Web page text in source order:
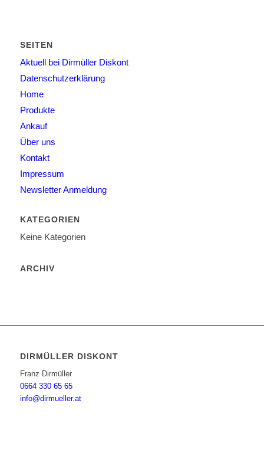
SEITEN
Aktuell bei Dirmüller Diskont
Datenschutzerklärung
Home
Produkte
Ankauf
Über uns
Kontakt
Impressum
Newsletter Anmeldung
KATEGORIEN
Keine Kategorien
ARCHIV
DIRMÜLLER DISKONT
Franz Dirmüller
0664 330 65 65
info@dirmueller.at